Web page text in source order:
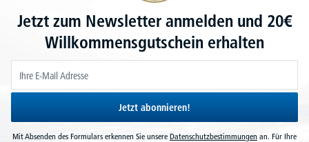
Jetzt zum Newsletter anmelden und 20€
Willkommensgutschein erhalten
Jetzt abonnieren!
Mit Absenden des Formulars erkennen Sie unsere Datenschutzbestimmungen an. Für Ihre